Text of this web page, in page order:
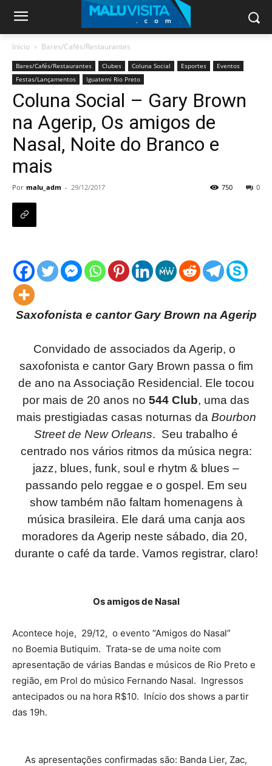
Início Bares/Cafés/Restaurantes
Bares/Cafés/Restaurantes Clubes Coluna Social Esportes
Eventos
Festas/Lançamentos
Iguatemi Rio Preto
Coluna Social – Gary Brown
na Agerip, Os amigos de
Nasal, Noite do Branco e
mais
Por malu_adm - 29/12/2017 0
750
Saxofonista e cantor Gary Brown na Agerip
Convidado de associados da Agerip, o
saxofonista e cantor Gary Brown passa o fim
de ano na Associação Residencial. Ele tocou
por mais de 20 anos no 544 Club, uma das
mais prestigiadas casas noturnas da Bourbon
Street de New Orleans. Seu trabalho é
centrado nos vários ritmos da música negra:
jazz, blues, funk, soul e rhytm & blues –
passando pelo reggae e o gospel. Em seu
show também não faltam homenagens à
música brasileira. Ele dará uma canja aos
moradores da Agerip neste sábado, dia 20,
durante o café da tarde. Vamos registrar, claro!
Os amigos de Nasal
Acontece hoje, 29/12, o evento “Amigos do Nasal”
no Boemia Butiquim. Trata-se de uma noite com
apresentação de várias Bandas e músicos de Rio Preto e
região, em Prol do músico Fernando Nasal. Ingressos
antecipados ou na hora R$10. Início dos shows a partir
das 19h.
As apresentações confirmadas são: Banda Lier, Zac,